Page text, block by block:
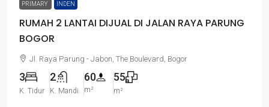
PRIMARY INDEN
RUMAH 2 LANTAI DIJUAL DI JALAN RAYA PARUNG
BOGOR
Jl. Raya Parung - Jabon, The Boulevard, Bogor
3
K. Tidur
2
K. Mandi
60
m²
55
m²